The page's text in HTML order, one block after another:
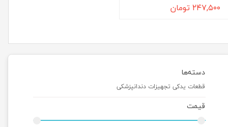
دسته‌ها
قطعات یدکی تجهیزات دندانپزشکی
قیمت
۲۴۷,۵۰۰ تومان